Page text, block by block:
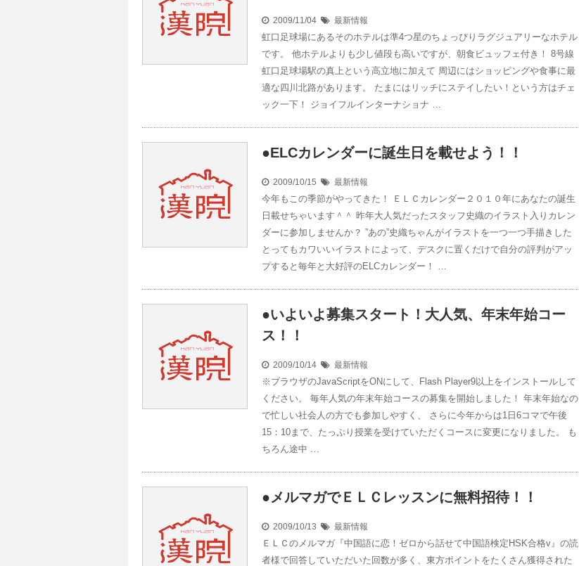
2009/11/04 最新情報
虹口足球場にあるそのホテルは準4つ星のちょっぴりラグジュアリーなホテル
です。 他ホテルよりも少し値段も高いですが、朝食ビュッフェ付き！ 8号線
虹口足球場駅の真上という高立地に加えて 周辺にはショッピングや食事に最
適な四川北路があります。 たまにはリッチにステイしたい！という方はチェ
ック一下！ ジョイフルインターナショナ …
●ELCカレンダーに誕生日を載せよう！！
2009/10/15 最新情報
今年もこの季節がやってきた！ ＥＬＣカレンダー２０１０年にあなたの誕生
日載せちゃいます＾＾ 昨年大人気だったスタッフ史織のイラスト入りカレン
ダーに参加しませんか？ ”あの”史織ちゃんがイラストを一つ一つ手描きした
とってもカワいいイラストによって、デスクに置くだけで自分の評判がアッ
プすると毎年と大好評のELCカレンダー！ …
●いよいよ募集スタート！大人気、年末年始コー
ス！！
2009/10/14 最新情報
※ブラウザのJavaScriptをONにして、Flash Player9以上をインストールして
ください。 毎年人気の年末年始コースの募集を開始しました！ 年末年始なの
で忙しい社会人の方でも参加しやすく、 さらに今年からは1日6コマで午後
15：10まで、たっぷり授業を受けていただくコースに変更になりました。 も
ちろん途中 …
●メルマガでＥＬＣレッスンに無料招待！！
2009/10/13 最新情報
ＥＬＣのメルマガ『中国語に恋！ゼロから話せて中国語検定HSK合格v』の読
者様で回答していただいた回数が多く、東方ポイントをたくさん獲得された